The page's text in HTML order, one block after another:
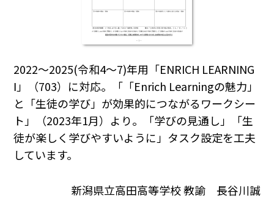
2022～2025(令和4～7)年用「ENRICH LEARNING
Ⅰ」（703）に対応。「「Enrich Learningの魅力」
と「生徒の学び」が効果的につながるワークシー
ト」（2023年1月）より。「学びの見通し」「生
徒が楽しく学びやすいように」タスク設定を工夫
しています。
新潟県立高田高等学校 教諭 長谷川誠